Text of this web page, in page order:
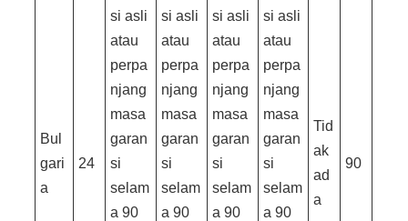
Bul
gari
a
24
si asli
atau
perpa
njang
masa
garan
si
selam
a 90
si asli
atau
perpa
njang
masa
garan
si
selam
a 90
si asli
atau
perpa
njang
masa
garan
si
selam
a 90
si asli
atau
perpa
njang
masa
garan
si
selam
a 90
Tid
ak
ad
a
90